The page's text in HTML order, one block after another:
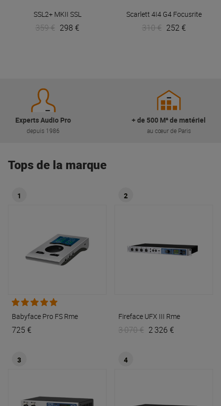
SSL2+ MKII SSL
359 € 298 €
Scarlett 4I4 G4 Focusrite
310 € 252 €
Experts Audio Pro
depuis 1986
+ de 500 M² de matériel
au cœur de Paris
Tops de la marque
1
Babyface Pro FS Rme
725 €
2
Fireface UFX III Rme
3 070 € 2 326 €
3 4